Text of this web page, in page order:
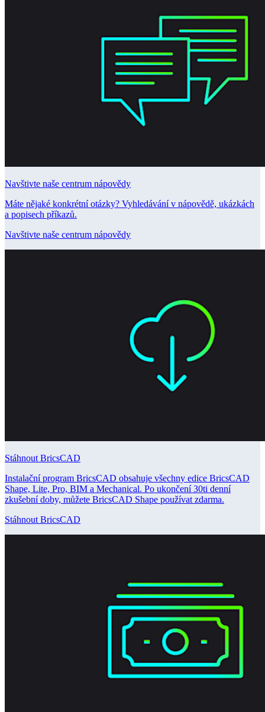
Navštivte naše centrum nápovědy
Máte nějaké konkrétní otázky? Vyhledávání v nápovědě, ukázkách
a popisech příkazů.
Navštivte naše centrum nápovědy
Stáhnout BricsCAD
Instalační program BricsCAD obsahuje všechny edice BricsCAD
Shape, Lite, Pro, BIM a Mechanical. Po ukončení 30ti denní
zkušební doby, můžete BricsCAD Shape používat zdarma.
Stáhnout BricsCAD